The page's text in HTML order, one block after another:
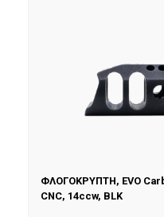
ΦΛΟΓΟΚΡΥΠΤΗ, EVO
CNC, 14ccw, BLK